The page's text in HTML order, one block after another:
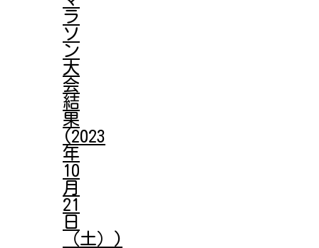
ラ
ソ
ン
大
会
結
果
(2023
年
10
月
21
日
（土）)